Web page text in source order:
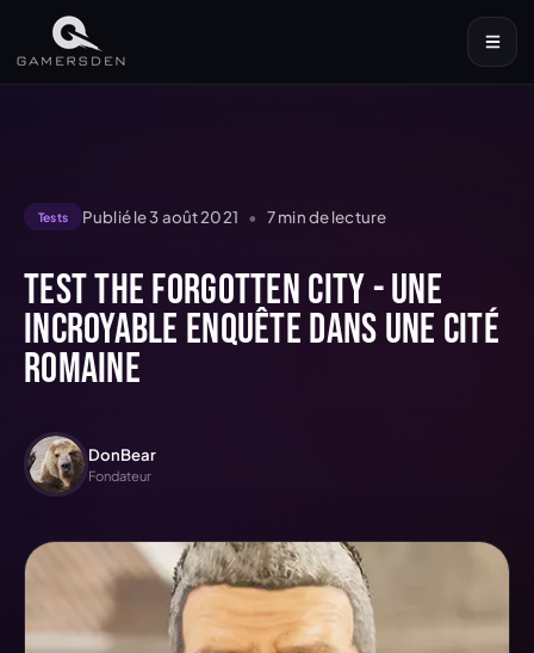
Tests Publié le3 août 2021 • 7min de lecture
Test The Forgotten City - une
incroyable enquête dans une cité
romaine
DonBear
Fondateur